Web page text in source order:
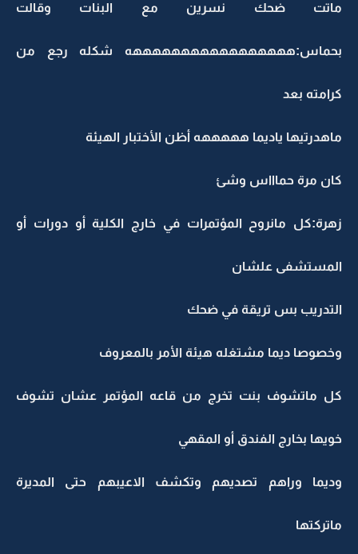
ماتت ضحك نسرين مع البنات وقالت
بحماس:هههههههههههههههههه شكله رجع من
كرامته بعد
ماهدرتيها ياديما هههههه أظن الأختبار الهيئة
كان مرة حماااس وشئ
زهرة:كل مانروح المؤتمرات في خارج الكلية أو دورات أو
المستشفى علشان
التدريب بس تريقة في ضحك
وخصوصا ديما مشتغله هيئة الأمر بالمعروف
كل ماتشوف بنت تخرج من قاعه المؤتمر عشان تشوف
خويها بخارج الفندق أو المقهي
وديما وراهم تصديهم وتكشف الاعيبهم حتى المديرة
ماتركتها